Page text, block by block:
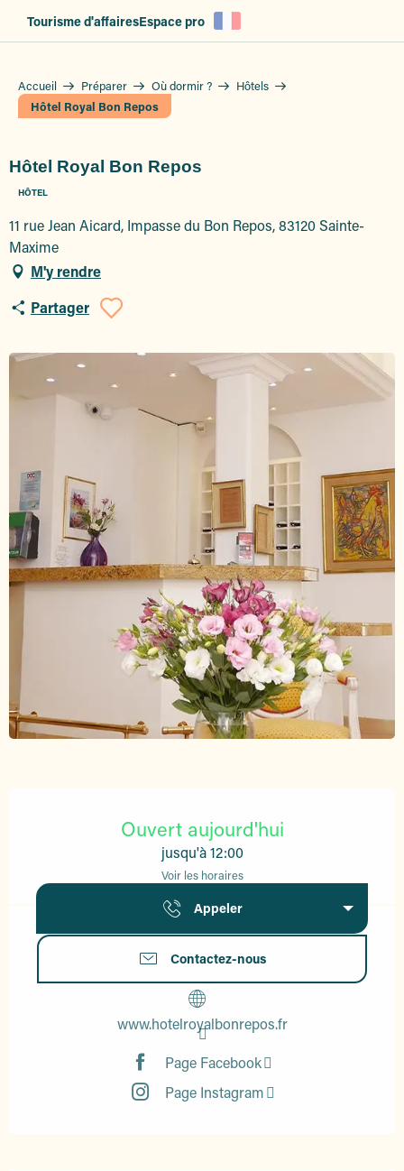
Tourisme d'affairesEspace pro
Accueil Préparer Où dormir ?
Hôtels
Hôtel Royal Bon Repos
Hôtel Royal Bon Repos
HÔTEL
11 rue Jean Aicard, Impasse du Bon Repos, 83120 Sainte-
Maxime
M'y rendre
Partager
Ajouter aux favoris
Ouvert aujourd'hui
jusqu'à 12:00
Voir les horaires
Appeler
Contactez-nous
www.hotelroyalbonrepos.fr
Page Facebook
Page Instagram